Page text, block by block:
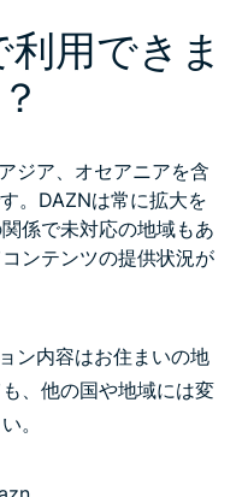
用できま
ジア、オセアニアを含
。DAZNは常に拡大を
係で未対応の地域もあ
ンテンツの提供状況が
ン内容はお住まいの地
、他の国や地域には変
。